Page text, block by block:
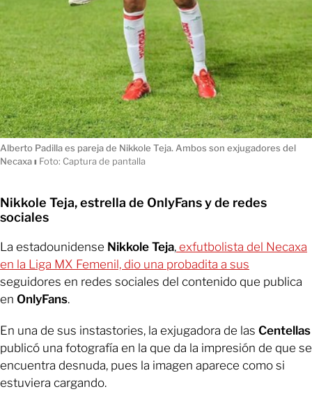
Alberto Padilla es pareja de Nikkole Teja. Ambos son exjugadores del
Necaxaı Foto: Captura de pantalla
Nikkole Teja, estrella de OnlyFans y de redes
sociales
La estadounidense Nikkole Teja, exfutbolista del Necaxa
en la Liga MX Femenil, dio una probadita a sus
seguidores en redes sociales del contenido que publica
en OnlyFans.
En una de sus instastories, la exjugadora de las Centellas
publicó una fotografía en la que da la impresión de que se
encuentra desnuda, pues la imagen aparece como si
estuviera cargando.